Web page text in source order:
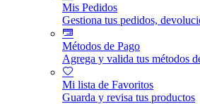
Mis Pedidos
Gestiona tus pedidos,
Métodos de Pago
Agrega y valida tus métodos
Mi lista de Favoritos
Guarda y revisa tus productos